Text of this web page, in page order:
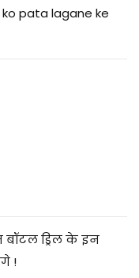
pata lagane ke
ड्रिल के इन
!